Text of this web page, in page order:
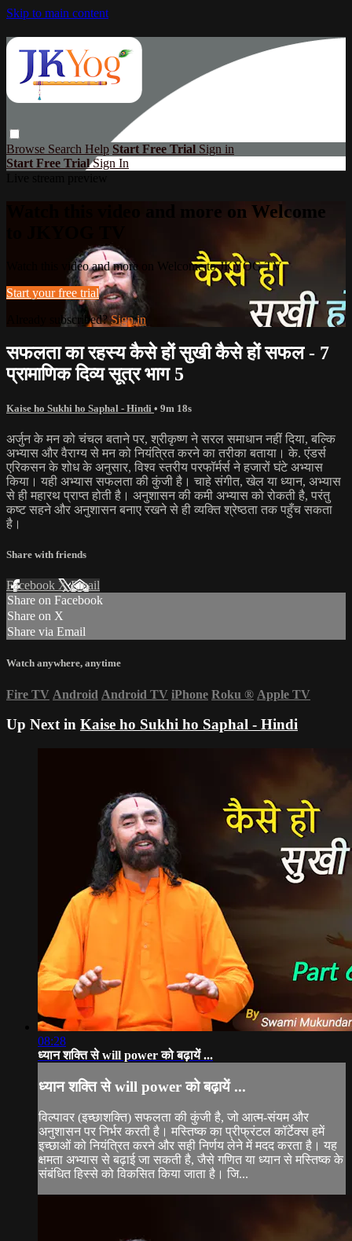
Skip to main content
Browse Search Help Start Free Trial Sign in
Start Free TrialSign In
Watch this video and more on Welcome
Watch this video and more on Welcome to JKYOG TV
Start your free trial
Already subscribed?Sign in
सफलता का रहस्य कैसे हों सुखी कैसे हों सफल - 7
प्रामाणिक दिव्य सूत्र भाग 5
Kaise ho Sukhi ho Saphal - Hindi • 9m 18s
अर्जुन के मन को चंचल बताने पर, श्रीकृष्ण ने सरल समाधान नहीं दिया, बल्कि
अभ्यास और वैराग्य से मन को नियंत्रित करने का तरीका बताया। के. एंडर्स
एरिकसन के शोध के अनुसार, विश्व स्तरीय परफॉर्मर्स ने हजारों घंटे अभ्यास
किया। यही अभ्यास सफलता की कुंजी है। चाहे संगीत, खेल या ध्यान, अभ्यास
से ही महारथ प्राप्त होती है। अनुशासन की कमी अभ्यास को रोकती है, परंतु
कष्ट सहने और अनुशासन बनाए रखने से ही व्यक्ति श्रेष्ठता तक पहुँच सकता
है।
Share with friends
Facebook XEmail
Share on Facebook
Share on X
Share via Email
Watch anywhere, anytime
Fire TV Android Android TV iPhone Roku ® Apple TV
Up Next in Kaise ho Sukhi ho Saphal - Hindi
08:28
ध्यान शक्ति से will power को बढ़ायें ...
ध्यान शक्ति से will power को बढ़ायें ...
विल्पावर (इच्छाशक्ति) सफलता की कुंजी है, जो आत्म-संयम और
अनुशासन पर निर्भर करती है। मस्तिष्क का प्रीफ्रंटल कॉर्टेक्स हमें
इच्छाओं को नियंत्रित करने और सही निर्णय लेने में मदद करता है। यह
क्षमता अभ्यास से बढ़ाई जा सकती है, जैसे गणित या ध्यान से मस्तिष्क के
संबंधित हिस्से को विकसित किया जाता है। जि...